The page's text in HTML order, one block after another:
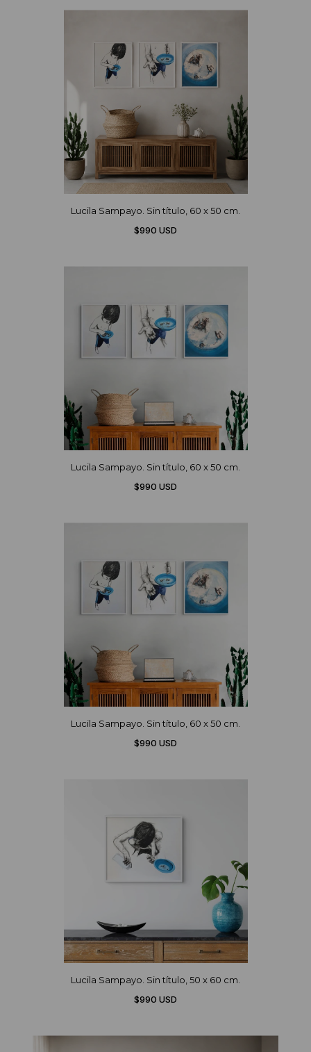
Lucila Sampayo. Sin título, 60 x 50 cm.
$990 USD
Lucila Sampayo. Sin título, 60 x 50 cm.
$990 USD
Lucila Sampayo. Sin título, 60 x 50 cm.
$990 USD
Lucila Sampayo. Sin título, 50 x 60 cm.
$990 USD